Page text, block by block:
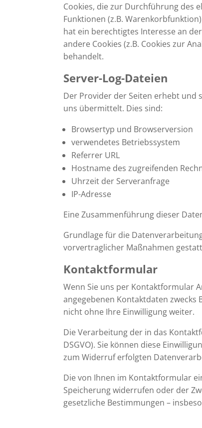
Cookies, die zur Durchführung des
Funktionen (z.B.
hat ein berechtigtes Interesse an
andere Cookies (z.B. Cookies zur
behandelt.
Server-Log-Dateien
Der Provider der Seiten erhebt und
uns übermittelt. Dies sind:
Browsertyp und Browserversion
verwendetes Betriebssystem
Referrer URL
Hostname des zugreifenden
Uhrzeit der Serveranfrage
IP-Adresse
Eine Zusammenführung dieser
Grundlage für die
vorvertraglicher Maßnahmen
Kontaktformular
Wenn Sie uns per Kontaktformular
angegebenen Kontaktdaten zwecks
nicht ohne Ihre Einwilligung weiter.
Die Verarbeitung der in das
DSGVO). Sie können diese
zum Widerruf erfolgten
Die von Ihnen im Kontaktformular
Speicherung widerrufen oder der
gesetzliche Bestimmungen –